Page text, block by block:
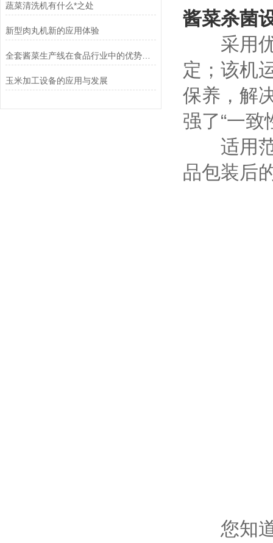
蔬菜清洗机有什么*之处
新型肉丸机新的应用体验
全套酱菜生产线在食品行业中的优势和应用前景
玉米加工设备的应用与发展
酱菜杀菌
采用优
定；该机
保养，解
强了“一
适用范
品包装后
您知道